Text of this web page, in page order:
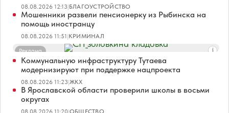
08.08.2026 12:13|БЛАГОУСТРОЙСТВО
Мошенники развели пенсионерку из Рыбинска на
помощь иностранцу
08.08.2026 11:51|КРИМИНАЛ
Реклама
Коммунальную инфраструктуру Тутаева
модернизируют при поддержке нацпроекта
08.08.2026 11:23|ЖКХ
В Ярославской области проверили школы в восьми
округах